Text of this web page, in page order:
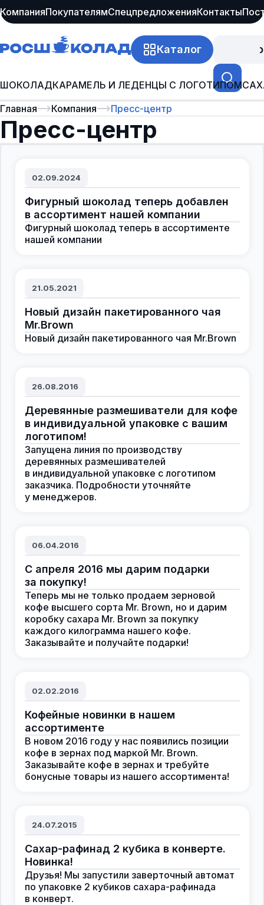
КомпанияПокупателямСпецпредложенияКонтакты
Каталог
ШОКОЛАДКАРАМЕЛЬ И ЛЕДЕНЦЫ С ЛОГОТИПОМ
Главная
Компания Пресс-центр
Пресс-центр
02.09.2024
Фигурный шоколад теперь добавлен
в ассортимент нашей компании
Фигурный шоколад теперь в ассортименте
нашей компании
21.05.2021
Новый дизайн пакетированного чая
Mr.Brown
Новый дизайн пакетированного чая Mr.Brown
26.08.2016
Деревянные размешиватели для кофе
в индивидуальной упаковке с вашим
логотипом!
Запущена линия по производству
деревянных размешивателей
в индивидуальной упаковке с логотипом
заказчика. Подробности уточняйте
у менеджеров.
06.04.2016
С апреля 2016 мы дарим подарки
за покупку!
Теперь мы не только продаем зерновой
кофе высшего сорта Mr. Brown, но и дарим
коробку сахара Mr. Brown за покупку
каждого килограмма нашего кофе.
Заказывайте и получайте подарки!
02.02.2016
Кофейные новинки в нашем
ассортименте
В новом 2016 году у нас появились позиции
кофе в зернах под маркой Mr. Brown.
Заказывайте кофе в зернах и требуйте
бонусные товары из нашего ассортимента!
24.07.2015
Сахар-рафинад 2 кубика в конверте.
Новинка!
Друзья! Мы запустили заверточный автомат
по упаковке 2 кубиков сахара-рафинада
в конверт.